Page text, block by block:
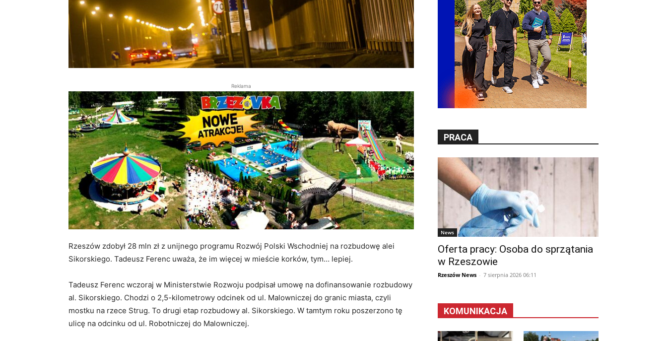
Reklama
Rzeszów zdobył 28 mln zł z unijnego programu Rozwój Polski Wschodniej na rozbudowę alei
Sikorskiego. Tadeusz Ferenc uważa, że im więcej w mieście korków, tym… lepiej.
Tadeusz Ferenc wczoraj w Ministerstwie Rozwoju podpisał umowę na dofinansowanie rozbudowy
al. Sikorskiego. Chodzi o 2,5-kilometrowy odcinek od ul. Malowniczej do granic miasta, czyli
mostku na rzece Strug. To drugi etap rozbudowy al. Sikorskiego. W tamtym roku poszerzono tę
ulicę na odcinku od ul. Robotniczej do Malowniczej.
PRACA
News
Oferta pracy: Osoba do sprzątania
w Rzeszowie
Rzeszów News - 7 sierpnia 2026 06:11
KOMUNIKACJA